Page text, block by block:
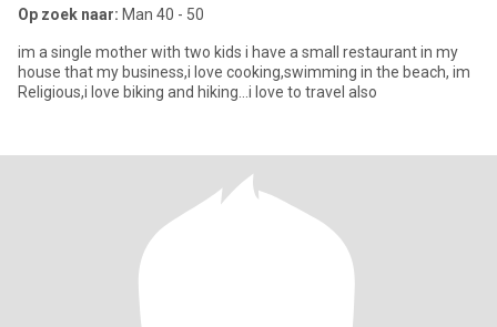
Op zoek naar: Man 40 - 50
im a single mother with two kids i have a small restaurant in my
house that my business,i love cooking,swimming in the beach, im
Religious,i love biking and hiking...i love to travel also